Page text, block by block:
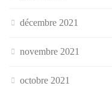
décembre 2021
novembre 2021
octobre 2021